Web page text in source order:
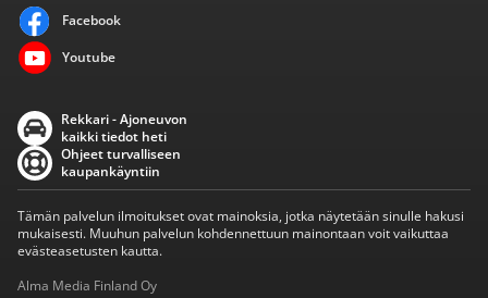
Facebook
Youtube
Rekkari - Ajoneuvon
kaikki tiedot heti
Ohjeet turvalliseen
kaupankäyntiin
Tämän palvelun ilmoitukset ovat mainoksia, jotka näytetään sinulle hakusi
mukaisesti. Muuhun palvelun kohdennettuun mainontaan voit vaikuttaa
evästeasetusten kautta.
Alma Media Finland Oy